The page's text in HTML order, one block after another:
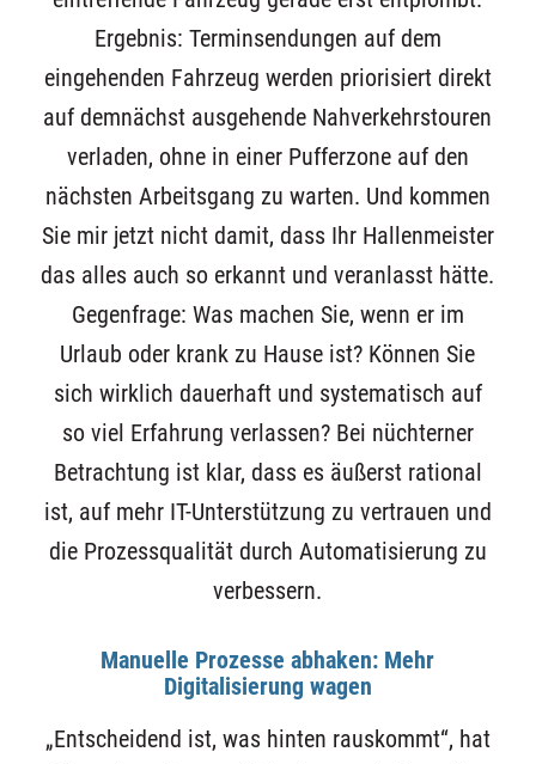
Ergebnis: Terminsendungen auf dem
eingehenden Fahrzeug werden priorisiert direkt
auf demnächst ausgehende Nahverkehrstouren
verladen, ohne in einer Pufferzone auf den
nächsten Arbeitsgang zu warten. Und kommen
Sie mir jetzt nicht damit, dass Ihr Hallenmeister
das alles auch so erkannt und veranlasst hätte.
Gegenfrage: Was machen Sie, wenn er im
Urlaub oder krank zu Hause ist? Können Sie
sich wirklich dauerhaft und systematisch auf
so viel Erfahrung verlassen? Bei nüchterner
Betrachtung ist klar, dass es äußerst rational
ist, auf mehr IT-Unterstützung zu vertrauen und
die Prozessqualität durch Automatisierung zu
verbessern.
Manuelle Prozesse abhaken: Mehr
Digitalisierung wagen
„Entscheidend ist, was hinten rauskommt“, hat